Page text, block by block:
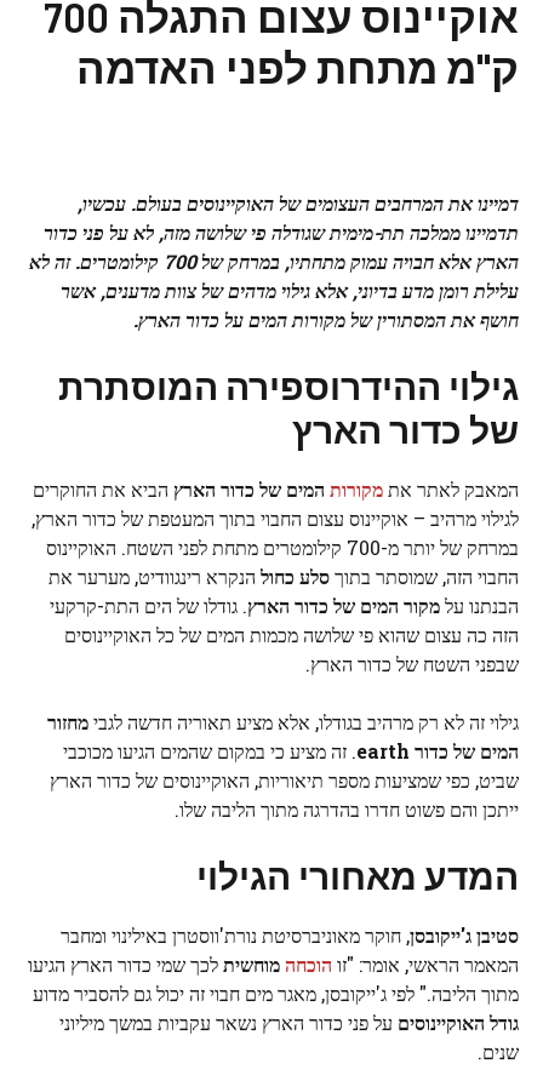
אוקיינוס עצום התגלה 700
ק"מ מתחת לפני האדמה
דמיינו את המרחבים העצומים של האוקיינוסים בעולם. עכשיו,
תדמיינו ממלכה תת-מימית שגודלה פי שלושה מזה, לא על פני כדור
הארץ אלא חבויה עמוק מתחתיו, במרחק של 700 קילומטרים. זה לא
עלילת רומן מדע בדיוני, אלא גילוי מדהים של צוות מדענים, אשר
חושף את המסתורין של מקורות המים על כדור הארץ.
גילוי ההידרוספירה המוסתרת
של כדור הארץ
המאבק לאתר אתמקורות המים של כדור הארץ הביא את החוקרים
לגילוי מרהיב – אוקיינוס עצום החבוי בתוך המעטפת של כדור הארץ,
במרחק של יותר מ-700 קילומטרים מתחת לפני השטח. האוקיינוס
החבוי הזה, שמוסתר בתוךסלע כחול הנקרא רינגוודיט, מערער את
הבנתנו עלמקור המים של כדור הארץ. גודלו של הים התת-קרקעי
הזה כה עצום שהוא פי שלושה מכמות המים של כל האוקיינוסים
שבפני השטח של כדור הארץ.
גילוי זה לא רק מרהיב בגודלו, אלא מציע תאוריה חדשה לגבימחזור
המים של כדור earth
. זה מציע כי במקום שהמים הגיעו מכוכבי
שביט, כפי שמציעות מספר תיאוריות, האוקיינוסים של כדור הארץ
ייתכן והם פשוט חדרו בהדרגה מתוך הליבה שלו.
המדע מאחורי הגילוי
סטיבן ג'ייקובסן, חוקר מאוניברסיטת נורת'ווסטרן באילינוי ומחבר
המאמר הראשי, אומר: "זו הוכחהמוחשיתלכך שמי כדור הארץ הגיעו
מתוך הליבה." לפי ג'ייקובסן, מאגר מים חבוי זה יכול גם להסביר מדוע
גודל האוקיינוסים על פני כדור הארץ נשאר עקביות במשך מיליוני
שנים.